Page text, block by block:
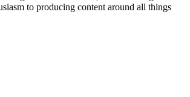
to producing content around all things